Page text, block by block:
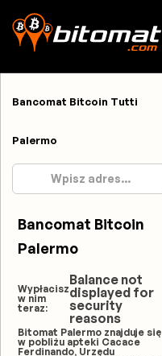
Bancomat Bitcoin Tutti
Palermo
Bancomat Bitcoin
Palermo
Wypłacisz
w nim
teraz:
Balance not
displayed for
security
reasons
Bitomat Palermo znajduje się
w pobliżu apteki Cacace
Ferdinando, Urzędu